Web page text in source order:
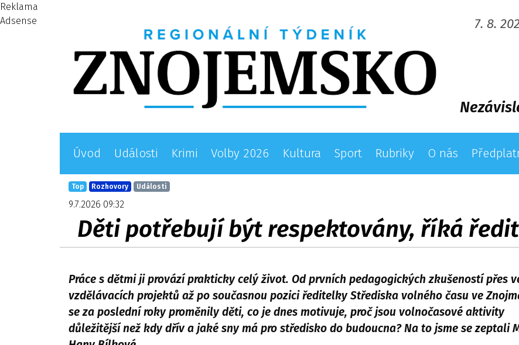
7. 8.
Úvod Události Krimi Volby 2026 Kultura Sport Rubriky O nás
Reklama
Adsense
Top Rozhovory Události
9.7.2026 09:32
Děti potřebují být respektovány, říká
Práce s dětmi ji provází prakticky celý život. Od prvních pedagogických zkušeností přes
vzdělávacích projektů až po současnou pozici ředitelky Střediska volného času ve
se za poslední roky proměnily děti, co je dnes motivuje, proč jsou volnočasové aktivity
důležitější než kdy dřív a jaké sny má pro středisko do budoucna? Na to jsme se zeptali